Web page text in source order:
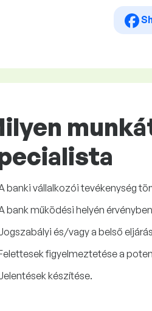
banki vállalkozói tevékenység
bank működési helyén
és/vagy a belső
figyelmeztetése a
készítése.